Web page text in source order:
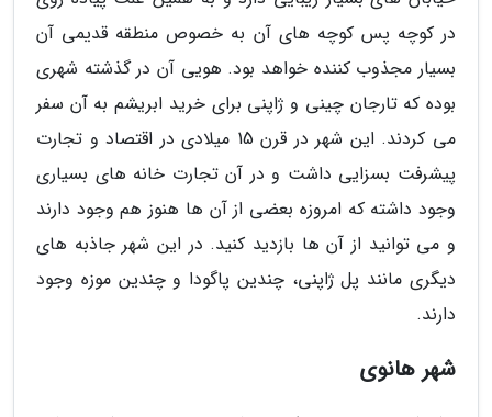
در کوچه پس کوچه های آن به خصوص منطقه قدیمی آن
بسیار مجذوب کننده خواهد بود. هویی آن در گذشته شهری
بوده که تارجان چینی و ژاپنی برای خرید ابریشم به آن سفر
می کردند. این شهر در قرن 15 میلادی در اقتصاد و تجارت
پیشرفت بسزایی داشت و در آن تجارت خانه های بسیاری
وجود داشته که امروزه بعضی از آن ها هنوز هم وجود دارند
و می توانید از آن ها بازدید کنید. در این شهر جاذبه های
دیگری مانند پل ژاپنی، چندین پاگودا و چندین موزه وجود
دارند.
شهر هانوی